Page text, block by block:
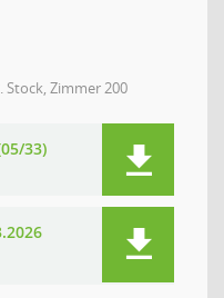
Stock, Zimmer 200
33)